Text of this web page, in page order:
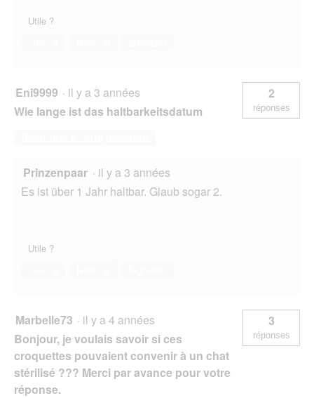
Utile ?
Eni9999 · il y a 3 années
Wie lange ist das haltbarkeitsdatum
2
réponses
Prinzenpaar · il y a 3 années
Es ist über 1 Jahr haltbar. Glaub sogar 2.
Utile ?
Marbelle73 · il y a 4 années
Bonjour, je voulais savoir si ces
croquettes pouvaient convenir à un chat
stérilisé ??? Merci par avance pour votre
réponse.
3
réponses